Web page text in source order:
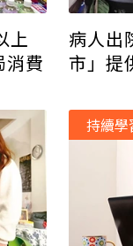
上
消費
病人出
市」提
持續學